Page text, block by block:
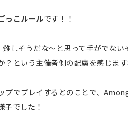
っこルールです！！
しそうだな～と思って手がでな
？という主催者側の配慮を感じます
プでプレイするとのことで、
子でした！